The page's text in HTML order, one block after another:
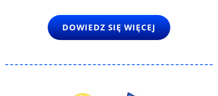
DOWIEDZ SIĘ WIĘCEJ